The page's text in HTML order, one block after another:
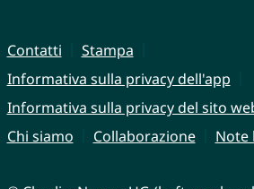
Contatti
Stampa
Informativa sulla privacy dell'app
Informativa sulla privacy del sito
Chi siamo
Collaborazione Note